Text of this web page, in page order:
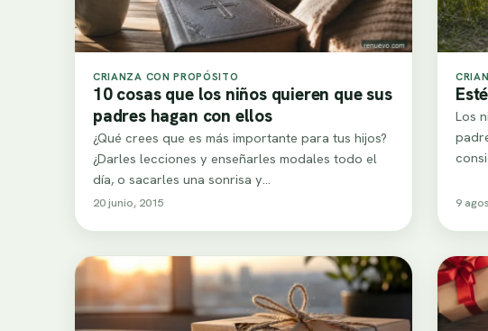
CRIANZA CON PROPÓSITO
10 cosas que los niños quieren que sus
padres hagan con ellos
¿Qué crees que es más importante para tus hijos?
¿Darles lecciones y enseñarles modales todo el
día, o sacarles una sonrisa y…
20 junio, 2015
Los
9